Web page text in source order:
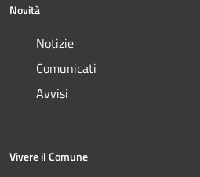
Novità
Notizie
Comunicati
Avvisi
Vivere il Comune